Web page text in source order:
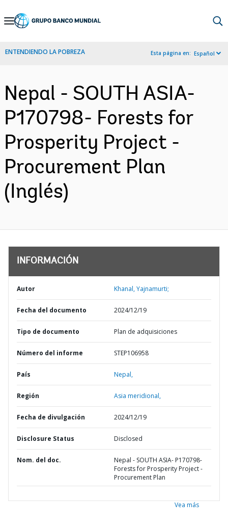
Skip
Navigation
ENTENDIENDO LA POBREZA Esta página en: Español
Nepal - SOUTH ASIA-
P170798- Forests for
Prosperity Project -
Procurement Plan
(Inglés)
INFORMACIÓN
Autor Khanal, Yajnamurti;
Fecha del documento 2024/12/19
Tipo de documento Plan de adquisiciones
Número del informe STEP106958
País Nepal,
Región Asia meridional,
Fecha de divulgación 2024/12/19
Disclosure Status Disclosed
Nom. del doc.
Nepal - SOUTH ASIA- P170798-
Forests for Prosperity Project -
Procurement Plan
Vea más